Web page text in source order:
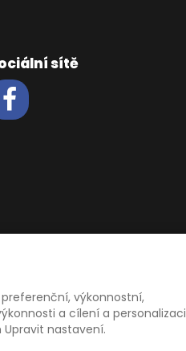
sítě
výkonnostní,
a cílení a personalizaci
nastavení.